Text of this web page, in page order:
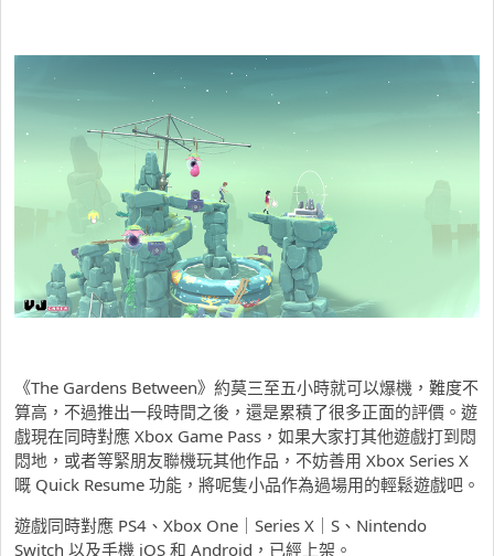
《The Gardens Between》約莫三至五小時就可以爆機，難度不
算高，不過推出一段時間之後，還是累積了很多正面的評價。遊
戲現在同時對應 Xbox Game Pass，如果大家打其他遊戲打到悶
悶地，或者等緊朋友聯機玩其他作品，不妨善用 Xbox Series X
嘅 Quick Resume 功能，將呢隻小品作為過場用的輕鬆遊戲吧。
遊戲同時對應 PS4、Xbox One｜Series X｜S、Nintendo
Switch 以及手機 iOS 和 Android，已經上架。